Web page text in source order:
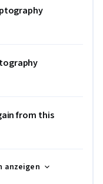
from this
anzeigen